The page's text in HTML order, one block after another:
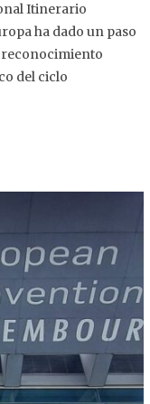
Itinerario
ha dado un paso
reconocimiento
del ciclo